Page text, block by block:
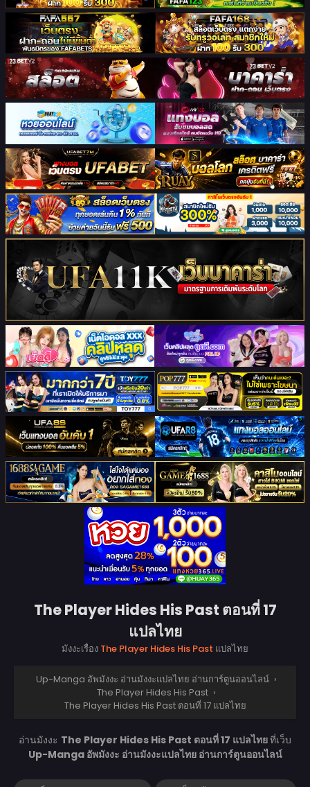
The Player Hides His Past ตอนที่ 17
แปลไทย
มังงะเรื่อง The Player Hides His Past แปลไทย
Up-Manga อัพมังงะ อ่านมังงะแปลไทย อ่านการ์ตูนออนไลน์ ›
The Player Hides His Past ›
The Player Hides His Past ตอนที่ 17 แปลไทย
อ่านมังงะ The Player Hides His Past ตอนที่ 17 แปลไทยที่เว็บ
Up-Manga อัพมังงะ อ่านมังงะแปลไทย อ่านการ์ตูนออนไลน์